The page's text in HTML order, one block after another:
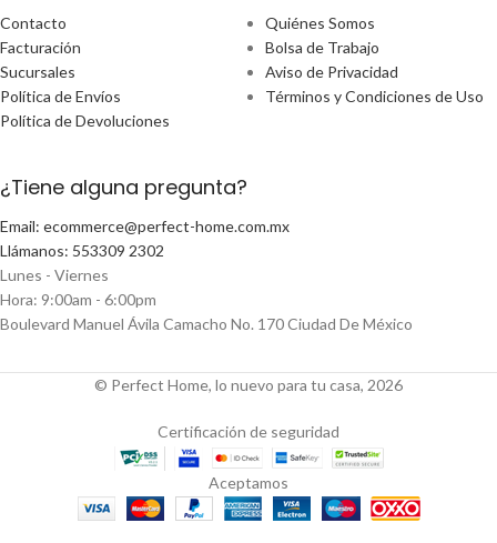
Contacto
Facturación
Sucursales
Política de Envíos
Política de Devoluciones
Quiénes Somos
Bolsa de Trabajo
Aviso de Privacidad
Términos y Condiciones de Uso
¿Tiene alguna pregunta?
Email: ecommerce@perfect-home.com.mx
Llámanos: 553309 2302
Lunes - Viernes
Hora: 9:00am - 6:00pm
Boulevard Manuel Ávila Camacho No. 170 Ciudad De México
© Perfect Home, lo nuevo para tu casa, 2026
Certificación de seguridad
Aceptamos